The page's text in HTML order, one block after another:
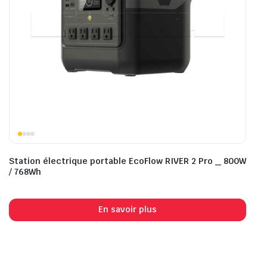
Station électrique portable EcoFlow RIVER 2 Pro _ 800W
/ 768Wh
En savoir plus